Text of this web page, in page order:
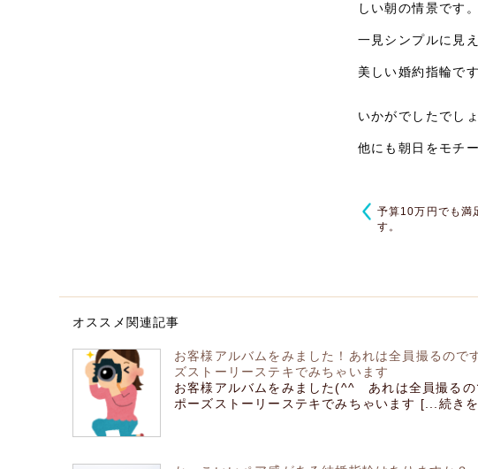
しい朝の情景です。
一見シンプルに見
美しい婚約指輪です
いかがでしたでし
他にも朝日をモチ
予算10万円でも満
す。
オススメ関連記事
お客様アルバムをみました！あれは全員撮るので
ズストーリーステキでみちゃいます
お客様アルバムをみました(^^ あれは全員撮るの
ポーズストーリーステキでみちゃいます [...続き